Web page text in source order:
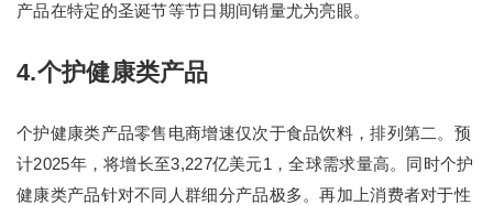
产品在特定的圣诞节等节日期间销量尤为亮眼。
4.个护健康类产品
个护健康类产品零售电商增速仅次于食品饮料，排列第二。预
计2025年，将增长至3,227亿美元1，全球需求量高。同时个护
健康类产品针对不同人群细分产品极多。再加上消费者对于性